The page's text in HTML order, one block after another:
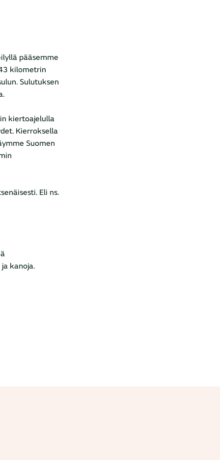
pääsemme
kilometrin
Sulutuksen
kiertoajelulla
Kierroksella
Suomen
Eli ns.
kanoja.